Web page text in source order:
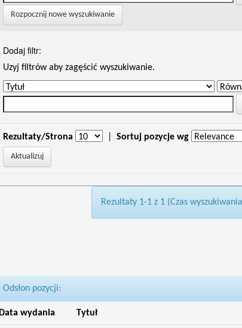
Rozpocznij nowe wyszukiwanie
Dodaj filtr:
Uzyj filtrów aby zagęścić wyszukiwanie.
Rezultaty/Strona Sortuj pozycje wg
Rezultaty 1-1 z 1 (Czas
Odsłon pozycji:
Data wydania Tytuł